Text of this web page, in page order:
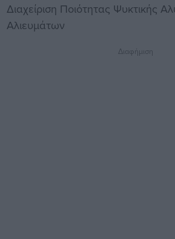
Διαχείριση Ποιότητας Ψυκτικής
Αλιευμάτων
Διαφήμιση